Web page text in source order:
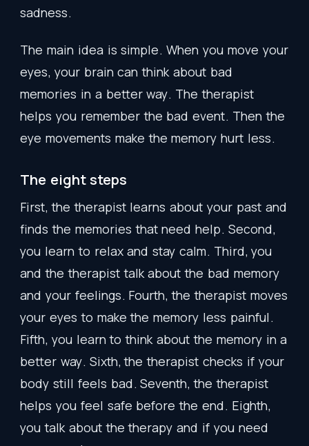
sadness.
The main idea is simple. When you move your
eyes, your brain can think about bad
memories in a better way. The therapist
helps you remember the bad event. Then the
eye movements make the memory hurt less.
The eight steps
First, the therapist learns about your past and
finds the memories that need help. Second,
you learn to relax and stay calm. Third, you
and the therapist talk about the bad memory
and your feelings. Fourth,the therapist moves
your eyes to make the memory less painful.
Fifth, you learn to think about the memory in a
better way. Sixth,the therapist checks if your
body still feels bad. Seventh, the therapist
helps you feel safe before the end. Eighth,
you talk about the therapy and if you need